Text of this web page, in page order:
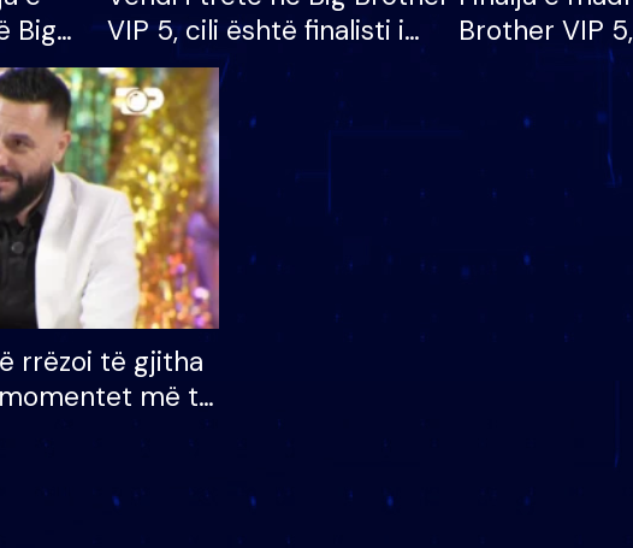
Big
100
VIP 5, cili është finalisti i
radhës që lë shtëpinë
Brother VIP
banori i
dhe humb
të fituar
rrëzoi të gjitha
më të
BB VIP: Do më